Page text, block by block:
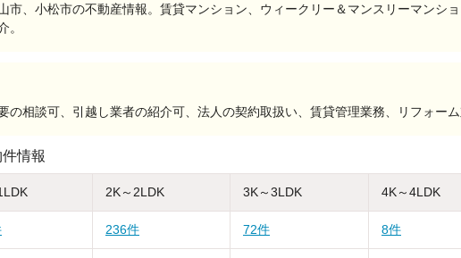
市、小松市の不動産情報。賃貸マンション、ウィークリー＆マンスリーマンシ
。
の相談可、引越し業者の紹介可、法人の契約取扱い、賃貸管理業務、リフォー
情報
2K～2LDK 3K～3LDK 4K～4LDK
236件 72件 8件